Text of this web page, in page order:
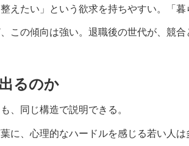
えたい」という欲求を持ちやすい。「
この傾向は強い。退職後の世代が、競
るのか
、同じ構造で説明できる。
に、心理的なハードルを感じる若い人